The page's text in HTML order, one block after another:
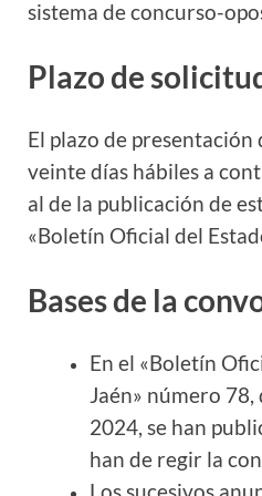
sistema de concurso-
Plazo de
El plazo de presentación
veinte días hábiles a
al de la publicación de
«Boletín Oficial del
Bases de la
En el «Boletín
Jaén» número
2024, se han
han de regir la